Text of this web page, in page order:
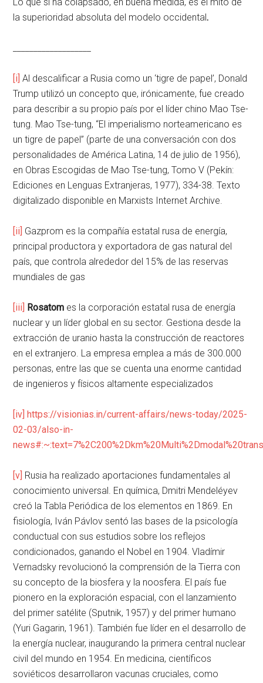
la superioridad absoluta del modelo occidental.
[i] Al descalificar a Rusia como un ‘tigre de papel’, Donald
Trump utilizó un concepto que, irónicamente, fue creado
para describir a su propio país por el líder chino Mao Tse-
tung. Mao Tse-tung, “El imperialismo norteamericano es
un tigre de papel” (parte de una conversación con dos
personalidades de América Latina, 14 de julio de 1956),
en Obras Escogidas de Mao Tse-tung, Tomo V (Pekín:
Ediciones en Lenguas Extranjeras, 1977), 334-38. Texto
digitalizado disponible en Marxists Internet Archive.
[ii] Gazprom es la compañía estatal rusa de energía,
principal productora y exportadora de gas natural del
país, que controla alrededor del 15% de las reservas
mundiales de gas
[iii] Rosatom es la corporación estatal rusa de energía
nuclear y un líder global en su sector. Gestiona desde la
extracción de uranio hasta la construcción de reactores
en el extranjero. La empresa emplea a más de 300.000
personas, entre las que se cuenta una enorme cantidad
de ingenieros y físicos altamente especializados
[iv] https://visionias.in/current-affairs/news-today/2025-
02-03/also-in-
[v] Rusia ha realizado aportaciones fundamentales al
conocimiento universal. En química, Dmitri Mendeléyev
creó la Tabla Periódica de los elementos en 1869. En
fisiología, Iván Pávlov sentó las bases de la psicología
conductual con sus estudios sobre los reflejos
condicionados, ganando el Nobel en 1904. Vladímir
Vernadsky revolucionó la comprensión de la Tierra con
su concepto de la biosfera y la noosfera. El país fue
pionero en la exploración espacial, con el lanzamiento
del primer satélite (Sputnik, 1957) y del primer humano
(Yuri Gagarin, 1961). También fue líder en el desarrollo de
la energía nuclear, inaugurando la primera central nuclear
civil del mundo en 1954. En medicina, científicos
soviéticos desarrollaron vacunas cruciales, como